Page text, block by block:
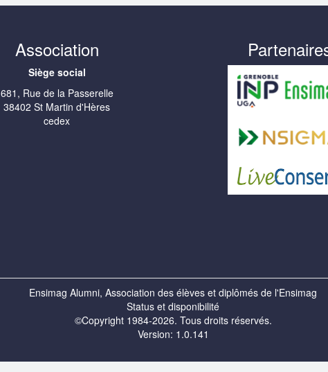
Association
Siège social
681, Rue de la Passerelle
38402 St Martin d'Hères
cedex
Ensimag Alumni, Association des élèves et diplômés de l'Ensimag
Status et disponibilité
©Copyright 1984-2026. Tous droits réservés.
Version: 1.0.141